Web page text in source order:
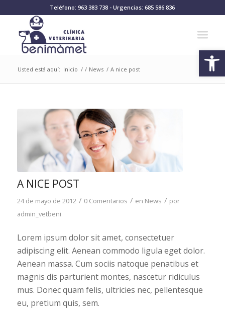
Teléfono: 963 383 738 - Urgencias: 685 586 836
Usted está aquí: Inicio / / News / A nice post
A NICE POST
24 de mayo de 2012 / 0 Comentarios / en News / por
admin_vetbeni
Lorem ipsum dolor sit amet, consectetuer
adipiscing elit. Aenean commodo ligula eget dolor.
Aenean massa. Cum sociis natoque penatibus et
magnis dis parturient montes, nascetur ridiculus
mus. Donec quam felis, ultricies nec, pellentesque
eu, pretium quis, sem.